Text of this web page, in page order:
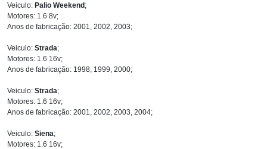
Veiculo: Palio Weekend;
Motores: 1.6 8v;
Anos de fabricação: 2001, 2002, 2003;
Veiculo: Strada;
Motores: 1.6 16v;
Anos de fabricação: 1998, 1999, 2000;
Veiculo: Strada;
Motores: 1.6 16v;
Anos de fabricação: 2001, 2002, 2003, 2004;
Veiculo: Siena;
Motores: 1.6 16v;